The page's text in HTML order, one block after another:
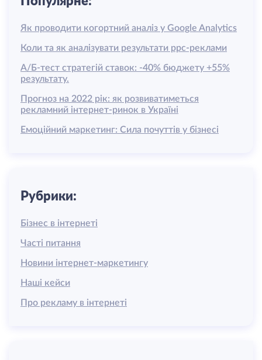
Як проводити когортний аналіз у Google Analytics
Коли та як аналізувати результати ррс-реклами
А/Б-тест стратегій ставок: -40% бюджету +55%
результату.
Прогноз на 2022 рік: як розвиватиметься
рекламний інтернет-ринок в Україні
Емоційний маркетинг: Сила почуттів у бізнесі
Рубрики:
Бізнес в інтернеті
Часті питання
Новини інтернет-маркетингу
Наші кейси
Про рекламу в інтернеті